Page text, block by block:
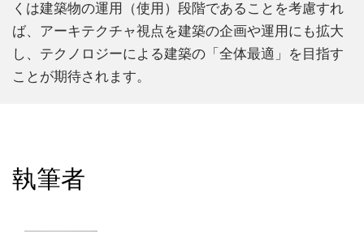
くは建築物の運用（使用）段階であることを考慮すれ
ば、アーキテクチャ視点を建築の企画や運用にも拡大
し、テクノロジーによる建築の「全体最適」を目指す
ことが期待されます。
執筆者